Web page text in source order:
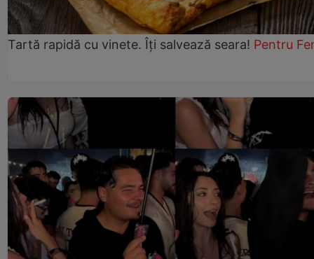
Tartă rapidă cu vinete. Îți salvează seara! Pentru